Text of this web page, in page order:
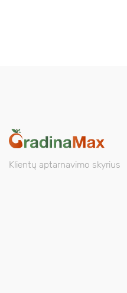
Klientų aptarnavimo skyrius